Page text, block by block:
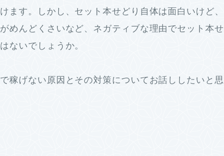
ます。しかし、セット本せどり自体は面白いけど、
めんどくさいなど、ネガティブな理由でセット本せ
ないでしょうか。
稼げない原因とその対策についてお話ししたいと思